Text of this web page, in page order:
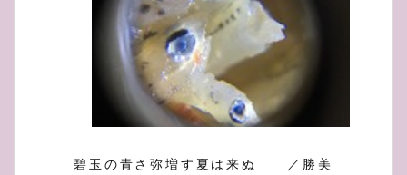
碧玉の青さ弥増す夏は来ぬ ／勝美